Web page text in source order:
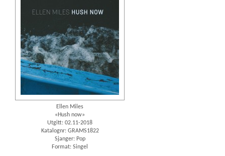
Ellen Miles
«Hush now»
Utgitt: 02.11-2018
Katalognr: GRAMS1822
Sjanger: Pop
Format: Singel